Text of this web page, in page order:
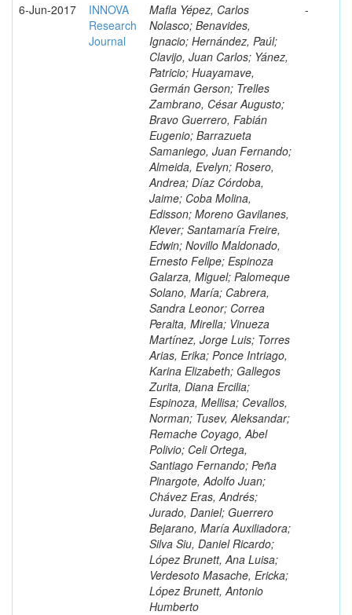
6-Jun-2017
INNOVA
Research
Journal
Mafla Yépez, Carlos
Nolasco; Benavides,
Ignacio; Hernández, Paúl;
Clavijo, Juan Carlos; Yánez,
Patricio; Huayamave,
Germán Gerson; Trelles
Zambrano, César Augusto;
Bravo Guerrero, Fabián
Eugenio; Barrazueta
Samaniego, Juan Fernando;
Almeida, Evelyn; Rosero,
Andrea; Díaz Córdoba,
Jaime; Coba Molina,
Edisson; Moreno Gavilanes,
Klever; Santamaría Freire,
Edwin; Novillo Maldonado,
Ernesto Felipe; Espinoza
Galarza, Miguel; Palomeque
Solano, María; Cabrera,
Sandra Leonor; Correa
Peralta, Mirella; Vinueza
Martínez, Jorge Luis; Torres
Arias, Erika; Ponce Intriago,
Karina Elizabeth; Gallegos
Zurita, Diana Ercilia;
Espinoza, Mellisa; Cevallos,
Norman; Tusev, Aleksandar;
Remache Coyago, Abel
Polivio; Celi Ortega,
Santiago Fernando; Peña
Pinargote, Adolfo Juan;
Chávez Eras, Andrés;
Jurado, Daniel; Guerrero
Bejarano, María Auxiliadora;
Silva Siu, Daniel Ricardo;
López Brunett, Ana Luisa;
Verdesoto Masache, Ericka;
López Brunett, Antonio
Humberto
-